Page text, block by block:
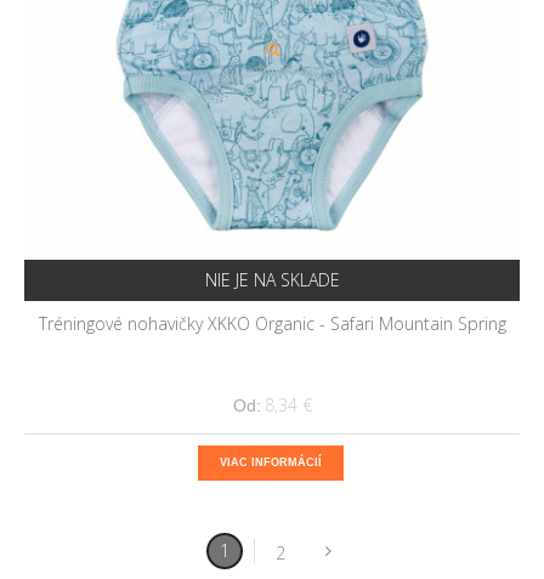
NIE JE NA SKLADE
Tréningové nohavičky XKKO Organic - Safari Mountain Spring
Od: 8,34 €
VIAC INFORMÁCIÍ
1
2